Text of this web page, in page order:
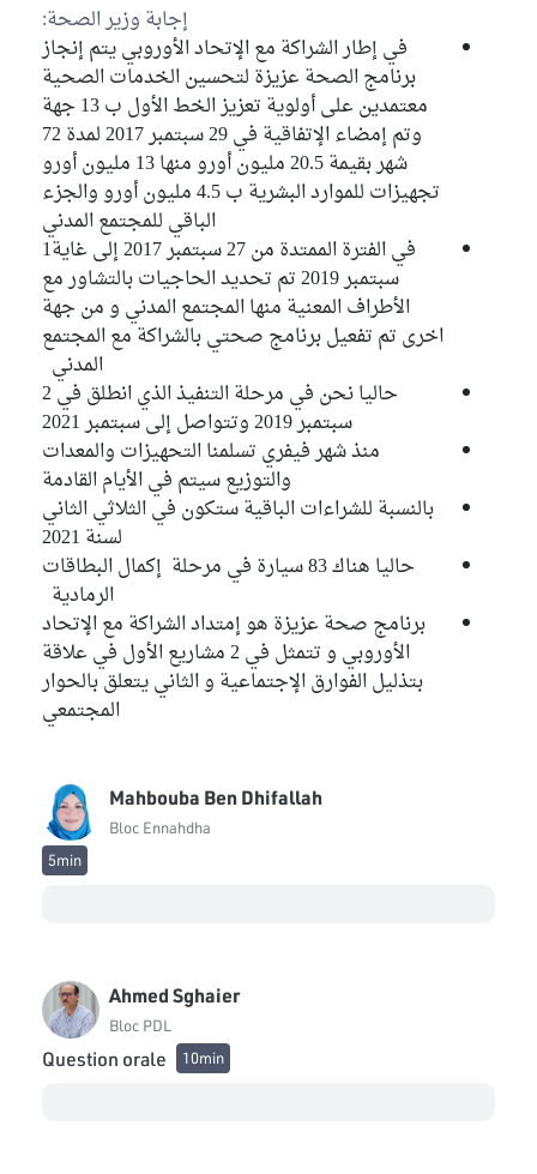
إجابة وزير الصحة:
في إطار الشراكة مع الإتحاد الأوروبي يتم إنجاز
برنامج الصحة عزيزة لتحسين الخدمات الصحية
معتمدين على أولوية تعزيز الخط الأول ب 13 جهة
وتم إمضاء الإتفاقية في 29 سبتمبر 2017 لمدة 72
شهر بقيمة 20.5 مليون أورو منها 13 مليون أورو
تجهيزات للموارد البشرية ب 4.5 مليون أورو والجزء
الباقي للمجتمع المدني
في الفترة الممتدة من 27 سبتمبر 2017 إلى غاية1
سبتمبر 2019 تم تحديد الحاجيات بالتشاور مع
الأطراف المعنية منها المجتمع المدني و من جهة
اخرى تم تفعيل برنامج صحتي بالشراكة مع المجتمع
المدني
حاليا نحن في مرحلة التنفيذ الذي انطلق في 2
سبتمبر 2019 وتتواصل إلى سبتمبر 2021
منذ شهر فيفري تسلمنا التحهيزات والمعدات
والتوزيع سيتم في الأيام القادمة
بالنسبة للشراءات الباقية ستكون في الثلاثي الثاني
لسنة 2021
حاليا هناك 83 سيارة في مرحلة إكمال البطاقات
الرمادية
برنامج صحة عزيزة هو إمتداد الشراكة مع الإتحاد
الأوروبي و تتمثل في 2 مشاريع الأول في علاقة
بتذليل الفوارق الإجتماعية و الثاني يتعلق بالحوار
المجتمعي
Mahbouba Ben Dhifallah
Bloc Ennahdha
5min
Ahmed Sghaier
Bloc PDL
Question orale 10min